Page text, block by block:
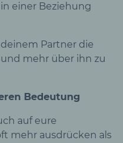
einer Beziehung
Partner die
mehr über ihn zu
Bedeutung
auf eure
mehr ausdrücken als